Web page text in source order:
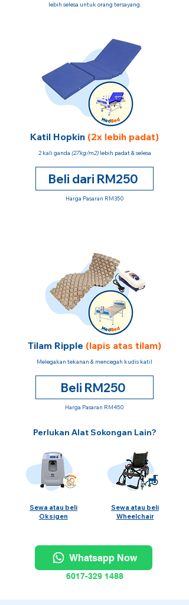
lebih selesa untuk orang tersayang.
Katil Hopkin (2x lebih padat)
2 kali ganda (27kg/m2)lebih padat & selesa
Beli dari RM250
Harga Pasaran RM350
Tilam Ripple (lapis atas tilam)
Melegakan tekanan & mencegah kudis katil
Beli RM250
Harga Pasaran RM450
Perlukan Alat Sokongan Lain?
Sewa atau beli
Oksigen
Sewa atau beli
Wheelchair
Whatsapp Now
6017-329 1488